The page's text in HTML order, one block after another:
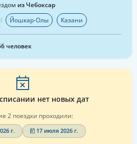
нет новых дат
2 поездки проходили:
г. 17 июля 2026 г.
из Чебоксар
Йошкар-Олы Казани
человек